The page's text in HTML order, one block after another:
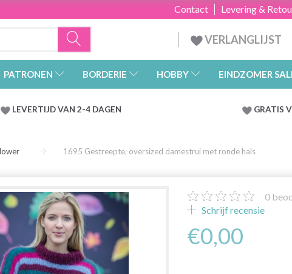
Levering &
Contact
VERLANGLIJST
PATRONEN BORDERIE HOBBY EINDZOMER
LEVERTIJD VAN 2-4 DAGEN GRATIS
1695 Gestreepte, oversized damestrui met ronde hals
0
Schrijf recensie
€0,00